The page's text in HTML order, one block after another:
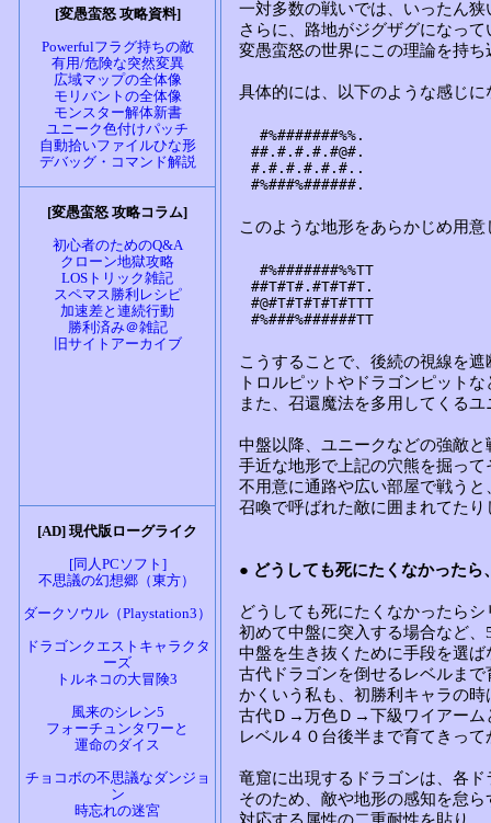
[変愚蛮怒 攻略資料]
Powerfulフラグ持ちの敵
有用/危険な突然変異
広域マップの全体像
モリバントの全体像
モンスター解体新書
ユニーク色付けパッチ
自動拾いファイルひな形
デバッグ・コマンド解説
[変愚蛮怒 攻略コラム]
初心者のためのQ&A
クローン地獄攻略
LOSトリック雑記
スペマス勝利レシピ
加速差と連続行動
勝利済み＠雑記
旧サイトアーカイブ
[AD] 現代版ローグライク
[同人PCソフト]
不思議の幻想郷（東方）
ダークソウル（Playstation3）
ドラゴンクエストキャラクタ
ーズ
トルネコの大冒険3
風来のシレン5
フォーチュンタワーと
運命のダイス
チョコボの不思議なダンジョ
ン
時忘れの迷宮